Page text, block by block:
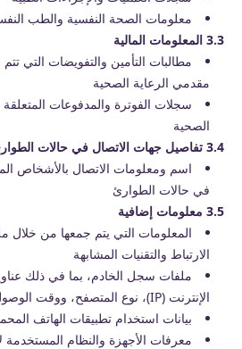
معلومات الصحة النفسية والطب
3.3 المعلومات المالية
مطالبات التأمين والتفويضات التي
مقدمي الرعاية الصحية
سجلات الفوترة والمدفوعات
الصحية
3.4 تفاصيل جهات الاتصال في حالات الطوارئ
اسم ومعلومات الاتصال بالأشخاص
في حالات الطوارئ
3.5 معلومات إضافية
المعلومات التي يتم جمعها من خلال
الارتباط والتقنيات المشابهة
ملفات سجل الخادم، بما في ذلك
الإنترنت (IP)، نوع المتصفح، ووقت الوصول
بيانات استخدام تطبيقات الهاتف
معرفات الأجهزة والنظام المستخدمة